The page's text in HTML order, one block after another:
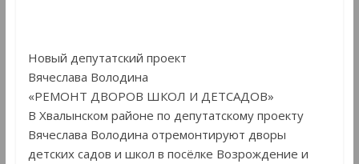
Новый депутатский проект
Вячеслава Володина
«РЕМОНТ ДВОРОВ ШКОЛ И ДЕТСАДОВ»
В Хвалынском районе по депутатскому проекту
Вячеслава Володина отремонтируют дворы
детских садов и школ в посёлке Возрождение и